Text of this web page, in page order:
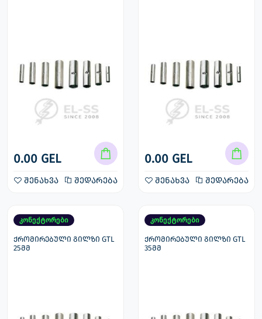
0.00 GEL
შენახვა შედარება
0.00 GEL
შენახვა შედარება
კონექტორები
ქრომირებული გილზი GTL
25მმ
კონექტორები
ქრომირებული გილზი GTL
35მმ